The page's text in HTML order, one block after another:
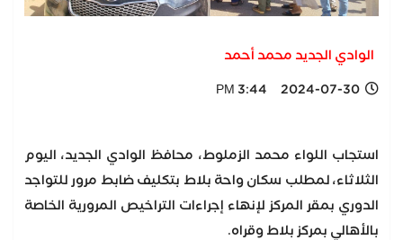
الوادي الجديد محمد أحمد
2024-07-30 3:44 PM
استجاب اللواء محمد الزملوط، محافظ الوادي الجديد، اليوم
الثلاثاء، لمطلب سكان واحة بلاط بتكليف ضابط مرور للتواجد
الدوري بمقر المركز لإنهاء إجراءات التراخيص المرورية الخاصة
بالأهالي بمركز بلاط وقراه.